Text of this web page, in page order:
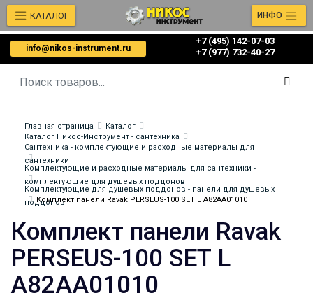
info@nikos-instrument.ru
+7 (495) 142-07-03
‎‎+7 (977) 732-40-27
КАТАЛОГ ИНФО
Главная страница
Каталог
Каталог Никос-Инструмент - сантехника
Сантехника - комплектующие и расходные материалы для
сантехники
Комплектующие и расходные материалы для сантехники -
комплектующие для душевых поддонов
Комплектующие для душевых поддонов - панели для душевых
поддонов
Комплект панели Ravak PERSEUS-100 SET L A82AA01010
Комплект панели Ravak
PERSEUS-100 SET L
A82AA01010